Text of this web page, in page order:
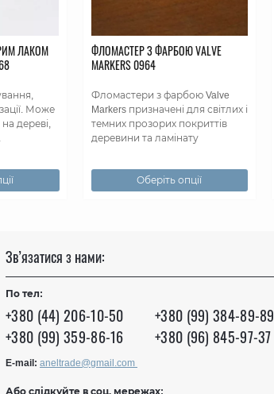
ЛАКОМ
Може
дереві,
ФЛОМАСТЕР З ФАРБОЮ VALVE
MARKERS 0964
Фломастери з фарбою Valve
Markers призначені для світлих і
темних прозорих покриттів
деревини та ламінату
Оберіть опції
Зв’язатися з нами:
По тел:
+380 (44) 206-10-50
+380 (99) 384-89-89
+380 (99) 359-86-16
+380 (96) 845-97-37
E-mail: aneltrade@gmail.com
Або слідкуйте в соц. мережах: